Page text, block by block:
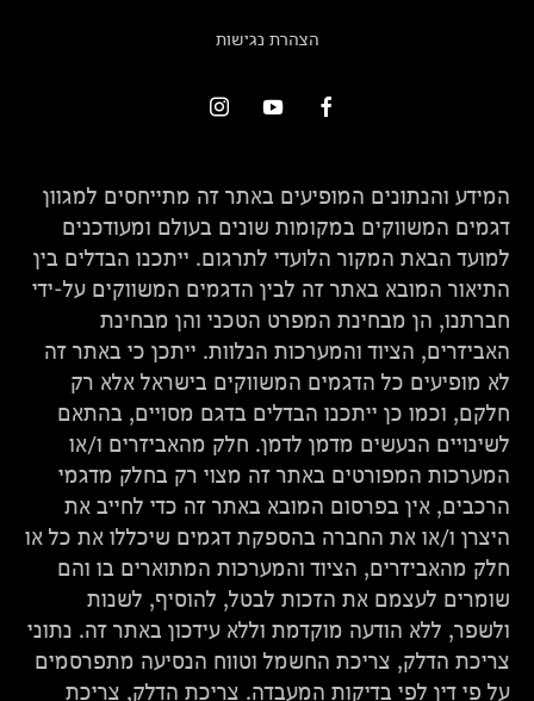
הצהרת נגישות
המידע והנתונים המופיעים באתר זה מתייחסים למגוון
דגמים המשווקים במקומות שונים בעולם ומעודכנים
למועד הבאת המקור הלועדי לתרגום. ייתכנו הבדלים בין
התיאור המובא באתר זה לבין הדגמים המשווקים על-ידי
חברתנו, הן מבחינת המפרט הטכני והן מבחינת
האביזרים, הציוד והמערכות הנלוות. ייתכן כי באתר זה
לא מופיעים כל הדגמים המשווקים בישראל אלא רק
חלקם, וכמו כן ייתכנו הבדלים בדגם מסויים, בהתאם
לשינויים הנעשים מדמן לדמן. חלק מהאביזרים ו/או
המערכות המפורטים באתר זה מצוי רק בחלק מדגמי
הרכבים, אין בפרסום המובא באתר זה כדי לחייב את
היצרן ו/או את החברה בהספקת דגמים שיכללו את כל או
חלק מהאביזרים, הציוד והמערכות המתוארים בו והם
שומרים לעצמם את הזכות לבטל, להוסיף, לשנות
ולשפר, ללא הודעה מוקדמת וללא עידכון באתר זה. נתוני
צריכת הדלק, צריכת החשמל וטווח הנסיעה מתפרסמים
על פי דין לפי בדיקות המעבדה. צריכת הדלק, צריכת